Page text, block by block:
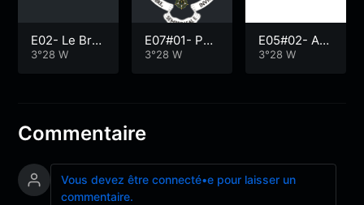
E02- Le Bret
on de Groix :
3°28 W
E07#01- Por
tugais de Gr
3°28 W
E05#02- Ad
os de Groix :
3°28 W
Commentaire
Vous devez être connecté•e pour laisser un
commentaire.